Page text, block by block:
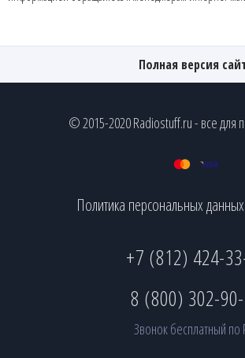
Полная версия
© 2015-2020 Radiostuff.ru - все для
Политика персональных данных
+7 (812) 424-
8 (800) 302-
Звонок бесплатный